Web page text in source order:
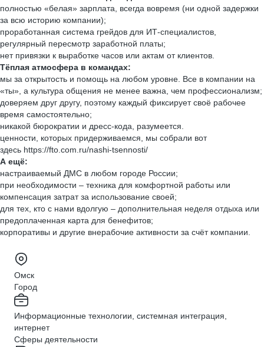
полностью «белая» зарплата, всегда вовремя (ни одной задержки
за всю историю компании);
проработанная система грейдов для ИТ-специалистов,
регулярный пересмотр заработной платы;
нет привязки к выработке часов или актам от клиентов.
Тёплая атмосфера в командах:
мы за открытость и помощь на любом уровне. Все в компании на
«ты», а культура общения не менее важна, чем профессионализм;
доверяем друг другу, поэтому каждый фиксирует своё рабочее
время самостоятельно;
никакой бюрократии и дресс-кода, разумеется.
ценности, которых придерживаемся, мы собрали вот
здесь https://fto.com.ru/nashi-tsennosti/
А ещё:
настраиваемый ДМС в любом городе России;
при необходимости – техника для комфортной работы или
компенсация затрат за использование своей;
для тех, кто с нами вдолгую – дополнительная неделя отдыха или
предоплаченная карта для бенефитов;
корпоративы и другие внерабочие активности за счёт компании.
Омск
Город
Информационные технологии, системная интеграция,
интернет
Сферы деятельности